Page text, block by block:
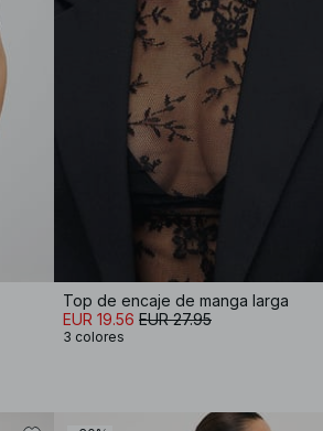
Top de encaje de manga larga
EUR 19.56 EUR 27.95
3 colores